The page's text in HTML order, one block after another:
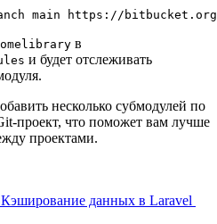
main https://bitbucket.org/
в
и будет отслеживать
несколько субмодулей по
проект, что поможет вам лучше
проектами.
Кэширование данных в Laravel